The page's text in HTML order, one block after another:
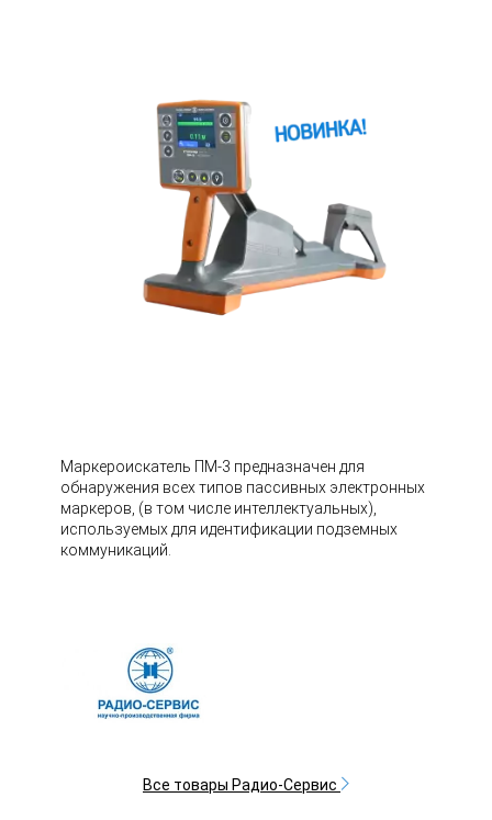
Маркероискатель ПМ-3 предназначен для
обнаружения всех типов пассивных электронных
маркеров, (в том числе интеллектуальных),
используемых для идентификации подземных
коммуникаций.
Все товары Радио-Сервис